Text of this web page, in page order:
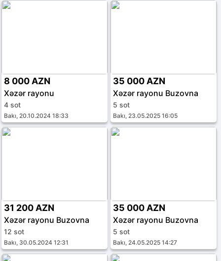
8 000 AZN
Xəzər rayonu
4 sot
Bakı, 20.10.2024 18:33
35 000 AZN
Xəzər rayonu Buzovna
5 sot
Bakı, 23.05.2025 16:05
31 200 AZN
Xəzər rayonu Buzovna
12 sot
Bakı, 30.05.2024 12:31
35 000 AZN
Xəzər rayonu Buzovna
5 sot
Bakı, 24.05.2025 14:27